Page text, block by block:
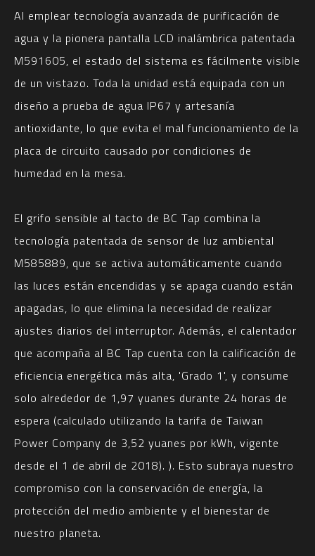
Al emplear tecnología avanzada de purificación de
agua y la pionera pantalla LCD inalámbrica patentada
M591605, el estado del sistema es fácilmente visible
de un vistazo. Toda la unidad está equipada con un
diseño a prueba de agua IP67 y artesanía
antioxidante, lo que evita el mal funcionamiento de la
placa de circuito causado por condiciones de
humedad en la mesa.
El grifo sensible al tacto de BC Tap combina la
tecnología patentada de sensor de luz ambiental
M585889, que se activa automáticamente cuando
las luces están encendidas y se apaga cuando están
apagadas, lo que elimina la necesidad de realizar
ajustes diarios del interruptor. Además, el calentador
que acompaña al BC Tap cuenta con la calificación de
eficiencia energética más alta, 'Grado 1', y consume
solo alrededor de 1,97 yuanes durante 24 horas de
espera (calculado utilizando la tarifa de Taiwan
Power Company de 3,52 yuanes por kWh, vigente
desde el 1 de abril de 2018). ). Esto subraya nuestro
compromiso con la conservación de energía, la
protección del medio ambiente y el bienestar de
nuestro planeta.